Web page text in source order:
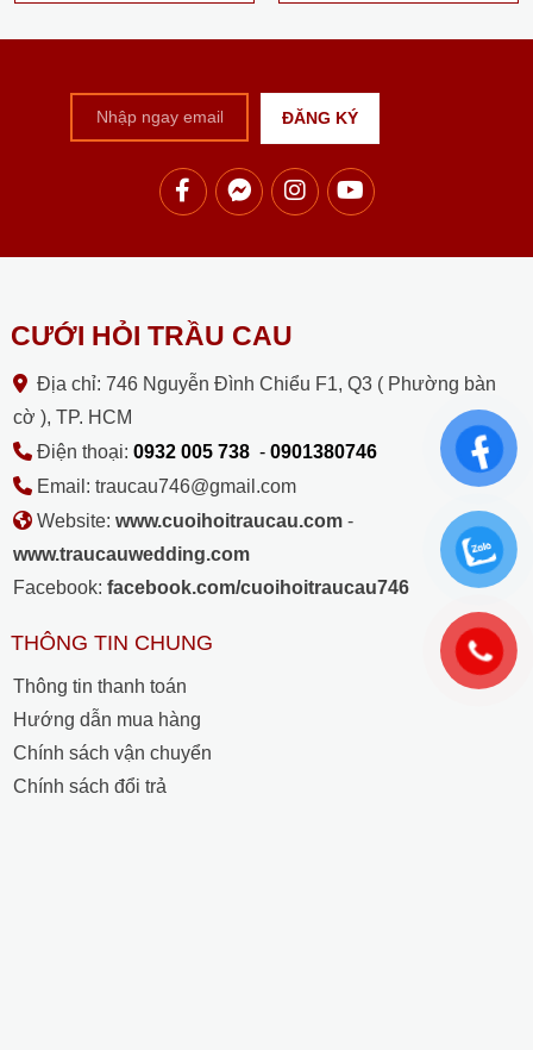
CƯỚI HỎI TRẦU CAU
Địa chỉ: 746 Nguyễn Đình Chiểu F1, Q3 ( Phường bàn
cờ ), TP. HCM
Điện thoại: 0932 005 738- 0901380746
Email: traucau746@gmail.com
Website: www.cuoihoitraucau.com -
www.traucauwedding.com
Facebook: facebook.com/cuoihoitraucau746
THÔNG TIN CHUNG
Thông tin thanh toán
Hướng dẫn mua hàng
Chính sách vận chuyển
Chính sách đổi trả